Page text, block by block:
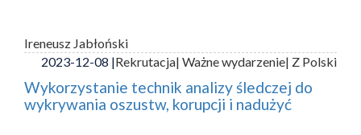
Ireneusz Jabłoński
2023-12-08 |Rekrutacja| Ważne wydarzenie| Z Polski
Wykorzystanie technik analizy śledczej do
wykrywania oszustw, korupcji i nadużyć